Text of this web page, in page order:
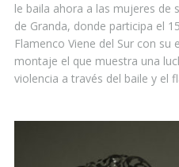
le baila ahora a las mujeres de
de Granda, donde participa el
Flamenco Viene del Sur con su
montaje el que muestra una
violencia a través del baile y el